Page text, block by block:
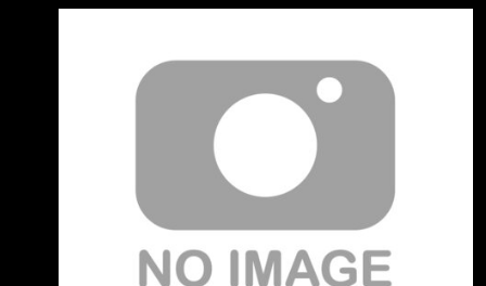
正一點一點地重看《臥虎藏龍》。 以前看的時
吊鋼絲動作戲啊…」之類的 但現在多少已經把
「江湖」世界觀裝進腦袋裡了， 所以看著看著
就忍不住興奮地喊： 「好高的輕功吶！ 啊！是
暗器！ 糟糕，被點穴了！」 超嗨的。 青冥寶
劍！ 終於看懂了，原來這就是輕功
https://x.com/igashira0/status/208375395802
8476545